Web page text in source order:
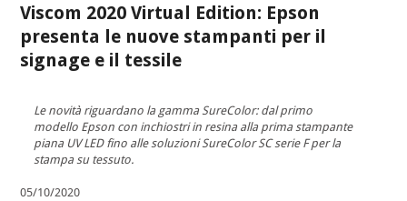
Viscom 2020 Virtual Edition: Epson
presenta le nuove stampanti per il
signage e il tessile
Le novità riguardano la gamma SureColor: dal primo
modello Epson con inchiostri in resina alla prima stampante
piana UV LED fino alle soluzioni SureColor SC serie F per la
stampa su tessuto.
05/10/2020